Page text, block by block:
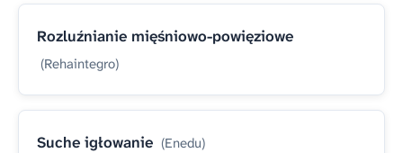
Rozluźnianie mięśniowo-powięziowe
(Rehaintegro)
Suche igłowanie (Enedu)